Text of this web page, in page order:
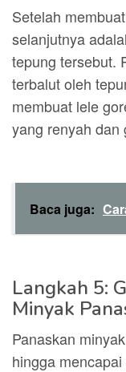
Setelah
selanjutnya
tepung tersebut.
terbalut oleh
membuat lele
yang renyah dan
Baca juga:
Langkah 5:
Minyak
Panaskan
hingga